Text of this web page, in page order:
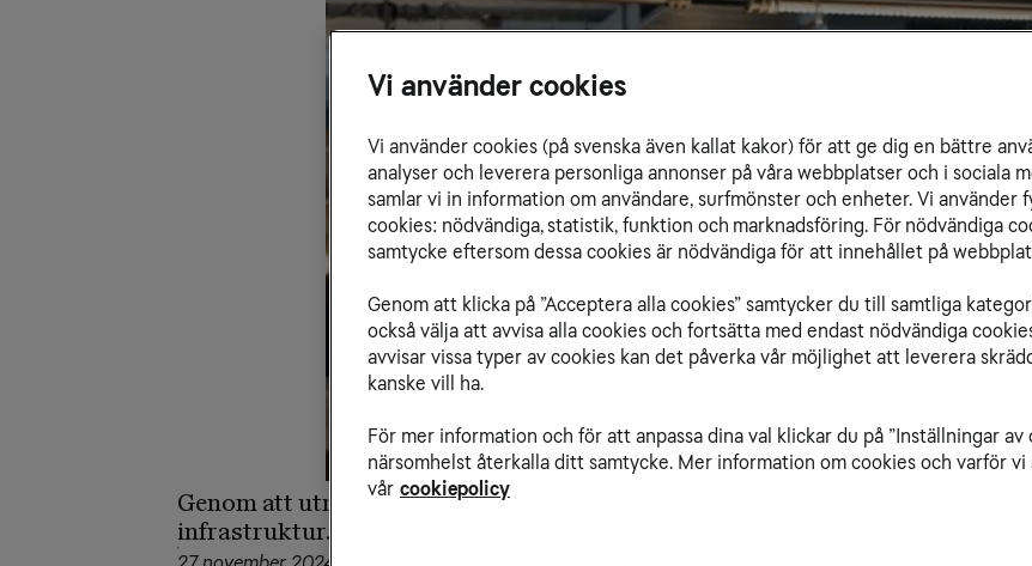
Genom att utnyttja fördelarna med SD-Branch uppnås säkerhet som skyddar
infrastruktur. Tele2 Företags Nicklas Dubén berättar mer.
Vi använder cookies
Vi använder cookies (på svenska även kallat kakor) för att ge dig en bättre
analyser och leverera personliga annonser på våra webbplatser och i sociala
samlar vi in information om användare, surfmönster och enheter. Vi använder
cookies: nödvändiga, statistik, funktion och marknadsföring. För nödvändiga
samtycke eftersom dessa cookies är nödvändiga för att innehållet på
Genom att klicka på ”Acceptera alla cookies” samtycker du till samtliga
också välja att avvisa alla cookies och fortsätta med endast nödvändiga
avvisar vissa typer av cookies kan det påverka vår möjlighet att leverera
kanske vill ha.
För mer information och för att anpassa dina val klickar du på ”Inställningar av
närsomhelst återkalla ditt samtycke. Mer information om cookies och varför
vår cookiepolicy